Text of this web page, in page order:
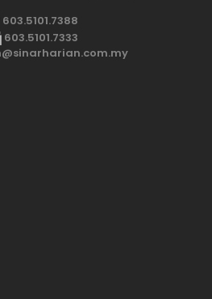
603.5101.7388
603.5101.7333